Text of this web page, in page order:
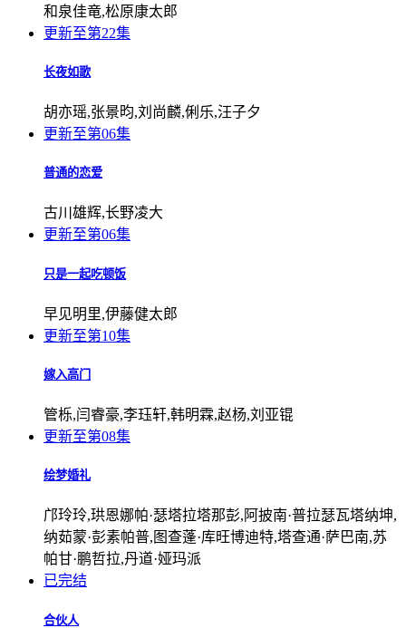
和泉佳竜,松原康太郎
更新至第22集
长夜如歌
胡亦瑶,张景昀,刘尚麟,俐乐,汪子夕
更新至第06集
普通的恋爱
古川雄辉,长野凌大
更新至第06集
只是一起吃顿饭
早见明里,伊藤健太郎
更新至第10集
嫁入高门
管栎,闫睿豪,李珏轩,韩明霖,赵杨,刘亚锟
更新至第08集
绘梦婚礼
邝玲玲,珙恩娜帕·瑟塔拉塔那彭,阿披南·普拉瑟瓦塔纳坤,
纳茹蒙·彭素帕普,图查蓬·库旺博迪特,塔查通·萨巴南,苏
帕甘·鹏哲拉,丹道·娅玛派
已完结
合伙人